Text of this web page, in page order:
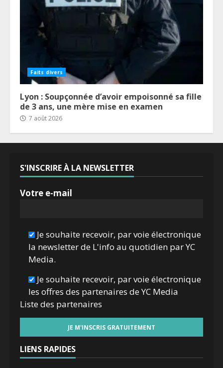
Faits divers
Lyon : Soupçonnée d’avoir empoisonné sa fille
de 3 ans, une mère mise en examen
7 août 2026
S'INSCRIRE À LA NEWSLETTER
Votre e-mail
Je souhaite recevoir, par voie électronique
la newsletter de L'info au quotidien par YC
Media.
Je souhaite recevoir, par voie électronique
les offres des partenaires de YC Media
Liste des partenaires
LIENS RAPIDES